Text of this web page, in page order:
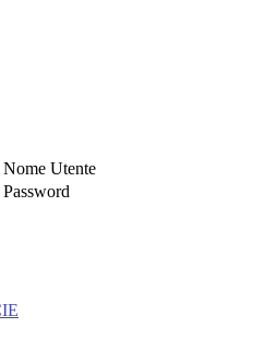
Nome Utente
Password